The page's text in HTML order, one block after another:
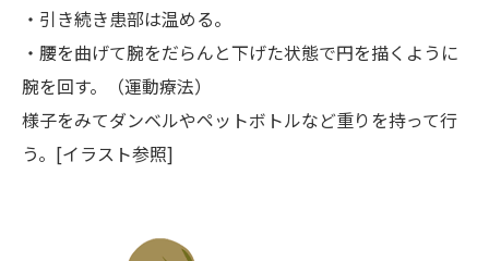
・引き続き患部は温める。
・腰を曲げて腕をだらんと下げた状態で円を描くように
腕を回す。（運動療法）
様子をみてダンベルやペットボトルなど重りを持って行
う。[イラスト参照]